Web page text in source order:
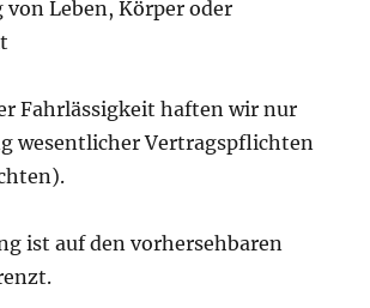
von Leben, Körper oder
Fahrlässigkeit haften wir nur
wesentlicher Vertragspflichten
ist auf den vorhersehbaren